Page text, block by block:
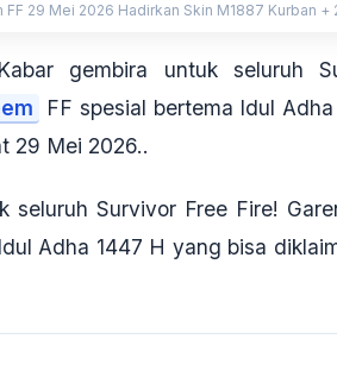
29 Mei 2026 Hadirkan Skin M1887 Kurban
gembira untuk seluruh
FF spesial bertema Idul
29 Mei 2026..
seluruh Survivor Free Fire!
Adha 1447 H yang bisa